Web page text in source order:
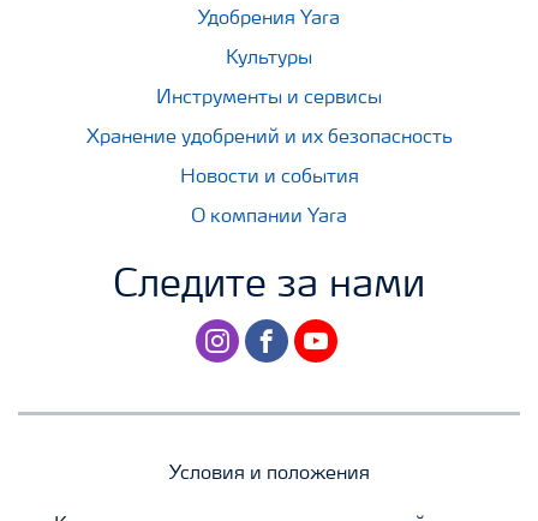
Удобрения Yara
Культуры
Инструменты и сервисы
Хранение удобрений и их безопасность
Новости и события
О компании Yara
Следите за нами
instagramfacebookyoutube
Условия и положения